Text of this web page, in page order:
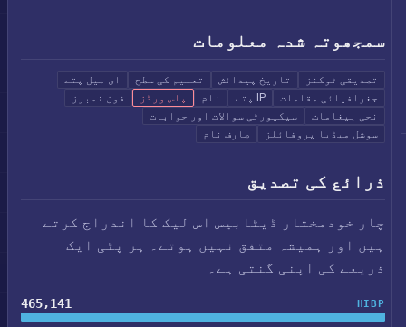
سمجھوتہ شدہ معلومات
تصدیقی ٹوکنز تاریخ پیدائش تعلیم کی سطح
ای میل پتے
جغرافیائی مقامات
نام پاس ورڈز
فون نمبرز
نجی پیغامات
سیکیورٹی سوالات اور جوابات
سوشل میڈیا پروفائلز
صارف نام
ذرائع کی تصدیق
چار خودمختار ڈیٹابیس اس لیک کا اندراج کرتے
ہیں اور ہمیشہ متفق نہیں ہوتے۔ ہر پٹی ایک
ذریعے کی اپنی گنتی ہے۔
HIBP
465,141